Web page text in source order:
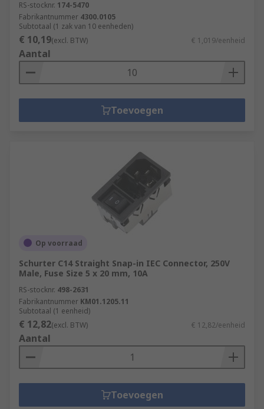
RS-stocknr. 174-5470
Fabrikantnummer 4300.0105
Subtotaal (1 zak van 10 eenheden)
€ 10,19(excl. BTW) € 1,019/eenheid
Aantal
Toevoegen
Op voorraad
Schurter C14 Straight Snap-in IEC Connector, 250V
Male, Fuse Size 5 x 20 mm, 10A
RS-stocknr. 498-2631
Fabrikantnummer KM01.1205.11
Subtotaal (1 eenheid)
€ 12,82(excl. BTW) € 12,82/eenheid
Aantal
Toevoegen